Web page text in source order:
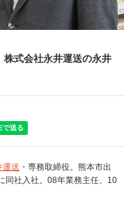
式会社永井運送の永井
運送 ・専務取締役。熊本市出
同社入社。08年業務主任、10